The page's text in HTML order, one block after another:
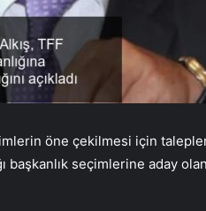
öne çekilmesi için
başkanlık seçimlerine aday